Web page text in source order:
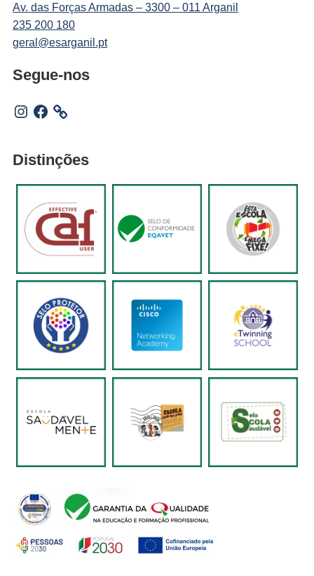
Av. das Forças Armadas – 3300 – 011 Arganil
235 200 180
geral@esarganil.pt
Segue-nos
Instagram
Facebook
Distinções